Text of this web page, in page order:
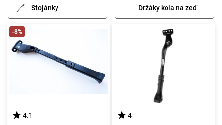
Stojánky Držáky kola na zeď
-8%
4.1
4